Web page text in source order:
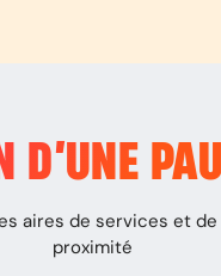
D’UNE
aires de services et
proximité